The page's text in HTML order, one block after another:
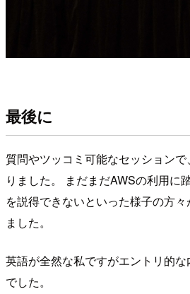
最後に
質問やツッコミ可能なセッション
りました。 まだまだAWSの利用に
を説得できないといった様子の方
ました。
英語が全然な私ですがエントリ的
でした。